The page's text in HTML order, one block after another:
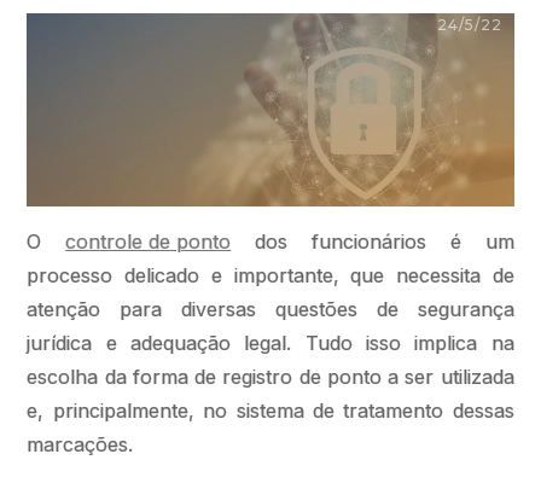
24/5/22
Ocontrole de ponto dos funcionários é um
processo delicado e importante, que necessita de
atenção para diversas questões de segurança
jurídica e adequação legal. Tudo isso implica na
escolha da forma de registro de ponto a ser utilizada
e, principalmente, no sistema de tratamento dessas
marcações.